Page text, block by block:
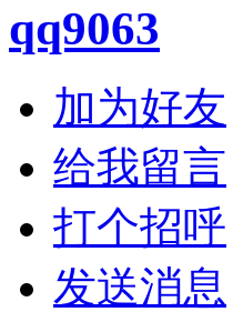
qq9063
加为好友
给我留言
打个招呼
发送消息